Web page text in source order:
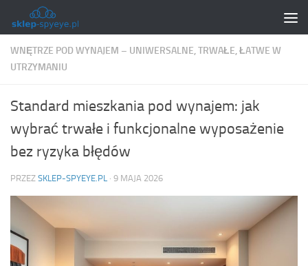
Skip to content
WNĘTRZE POD WYNAJEM – UNIWERSALNE, TRWAŁE, ŁATWE W
UTRZYMANIU
Standard mieszkania pod wynajem: jak
wybrać trwałe i funkcjonalne wyposażenie
bez ryzyka błędów
PRZEZ SKLEP-SPYEYE.PL · 9 MAJA 2026